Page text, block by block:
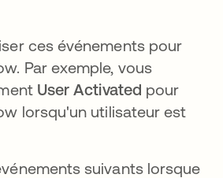
ces événements pour
Par exemple, vous
User Activated pour
lorsqu'un utilisateur est
suivants lorsque